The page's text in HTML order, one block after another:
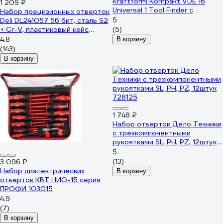
1 209 ₽
Набор прецизионных отверток
Deli DL241057 56 бит, сталь S2
+ Cr-V, пластиковый кейс
147045
4.8
(143)
В корзину
Universal 1 Tool Finder с
отвёрткой-битодержателем и
пробником, 16 предметов WE-
006607
5
(5)
В корзину
3 096 ₽
Набор диэлектрических
отверток КВТ НИО-15 серия
ПРОФИ 103015
4.9
(7)
В корзину
1 748 ₽
Набор отверток Дело Техники
c трехкомпонентными
рукоятками SL, PH, PZ, 12штук
728125
5
(13)
В корзину